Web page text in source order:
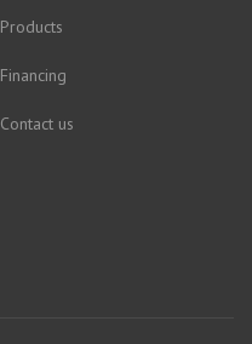
Products
Financing
Contact us